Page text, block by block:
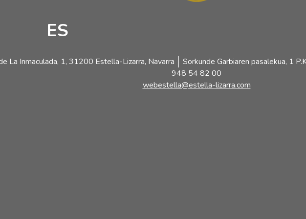
ES
La Inmaculada, 1, 31200 Estella-Lizarra, Navarra
Sorkunde Garbiaren pasalekua, 1
948 54 82 00
webestella@estella-lizarra.com